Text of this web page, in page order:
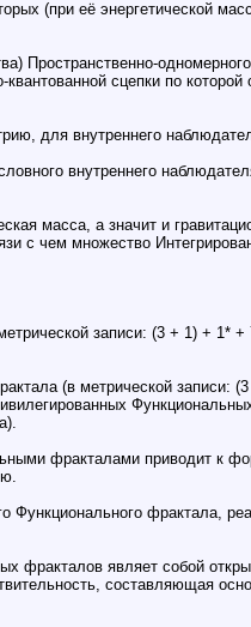
(при её энергетической
Пространственно-
сцепки по
для внутреннего
внутреннего
масса, а значит и
с чем множество
записи: (3 + 1) + 1*
(в метрической записи:
фракталами приводит к
фрактала,
фракталов являет собой
составляющая